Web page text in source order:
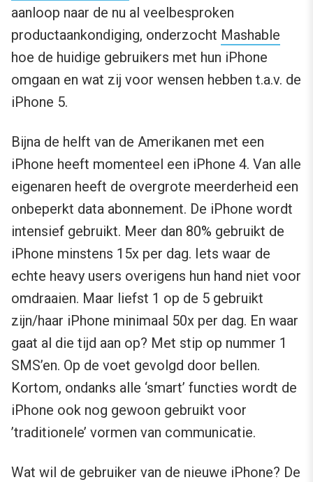
aanloop naar de nu al veelbesproken
productaankondiging, onderzocht Mashable
hoe de huidige gebruikers met hun iPhone
omgaan en wat zij voor wensen hebben t.a.v. de
iPhone 5.
Bijna de helft van de Amerikanen met een
iPhone heeft momenteel een iPhone 4. Van alle
eigenaren heeft de overgrote meerderheid een
onbeperkt data abonnement. De iPhone wordt
intensief gebruikt. Meer dan 80% gebruikt de
iPhone minstens 15x per dag. Iets waar de
echte heavy users overigens hun hand niet voor
omdraaien. Maar liefst 1 op de 5 gebruikt
zijn/haar iPhone minimaal 50x per dag. En waar
gaat al die tijd aan op? Met stip op nummer 1
SMS’en. Op de voet gevolgd door bellen.
Kortom, ondanks alle ‘smart’ functies wordt de
iPhone ook nog gewoon gebruikt voor
’traditionele’ vormen van communicatie.
Wat wil de gebruiker van de nieuwe iPhone? De